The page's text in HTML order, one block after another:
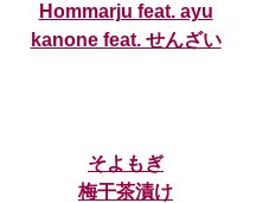
Hommarju feat. ayu
kanone feat. せんざい
そよもぎ
梅干茶漬け